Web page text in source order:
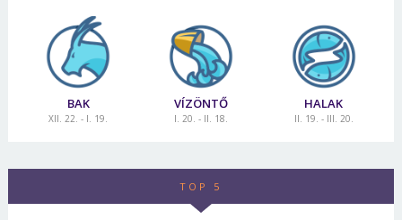
BAK
XII. 22. - I. 19.
VÍZÖNTŐ
I. 20. - II. 18.
HALAK
II. 19. - III. 20.
TOP 5